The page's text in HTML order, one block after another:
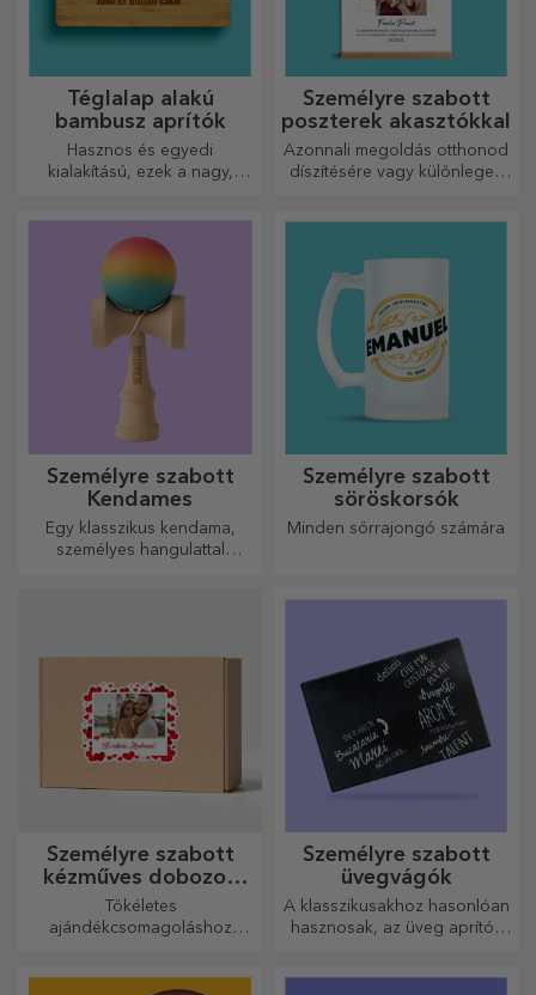
Téglalap alakú
bambusz aprítók
Hasznos és egyedi
kialakítású, ezek a nagy,
elkészített legfinomabb
ételekhez.
Személyre szabott
poszterek akasztókkal
Azonnali megoldás otthonod
díszítésére vagy különleges
Személyre szabott
Kendames
Egy klasszikus kendama,
személyes hangulattal
Személyre szabott
söröskorsók
Minden sörrajongó számára
Személyre szabott
kézműves dobozok
matricákkal
Tökéletes
ajándékcsomagoláshoz
Személyre szabott
üvegvágók
A klasszikusakhoz hasonlóan
hasznosak, az üveg aprítók